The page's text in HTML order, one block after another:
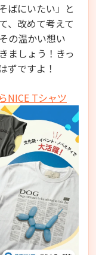
ばにいたい」と
、改めて考えて
の温かい想い
ましょう！きっ
ずですよ！
NICE Tシャツ